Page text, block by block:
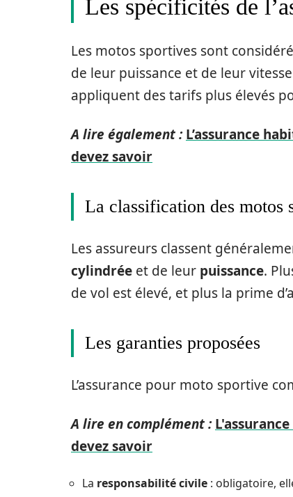
Les spécificités de
Les motos sportives sont
de leur puissance et de leur
appliquent des tarifs plus élevés
A lire également : L’assurance
devez savoir
La classification des motos
Les assureurs classent
cylindrée et de leur puissance.
de vol est élevé, et plus la prime
Les garanties proposées
L’assurance pour moto sportive
A lire en complément :
devez savoir
La responsabilité civile : obligatoire,